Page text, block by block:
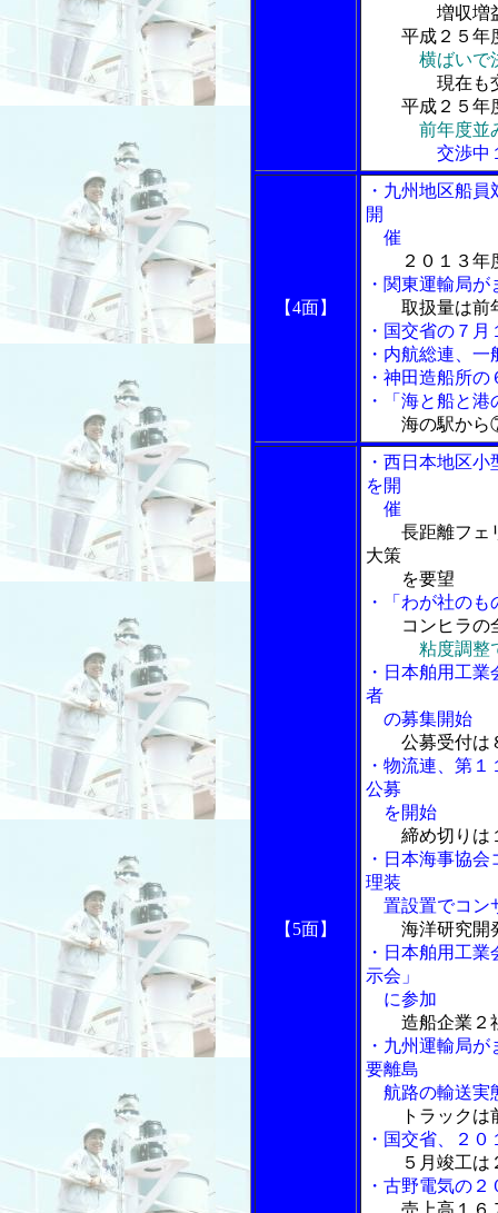
増収増益の
平成２５年度
横ばいで
現在も交渉
平成２５年度
前年度並
交渉中１
【4面】
・九州地区船
開
催
２０１３
・関東運輸局
取扱量は前
・国交省の７
・内航総連、
・神田造船所
・「海と船と
海の駅か
【5面】
・西日本地区
を開
催
長距離フェ
大策
を要望
・「わが社の
コンヒラの
粘度調整
・日本舶用工
者
の募集開始
公募受付は
・物流連、第
公募
を開始
締め切りは
・日本海事協
理装
置設置でコン
海洋研究開
・日本舶用工
示会」
に参加
造船企業２
・九州運輸局
要離島
航路の輸送実
トラック
・国交省、２
５月竣工
・古野電気の
売上高１６